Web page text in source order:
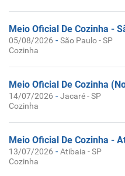
Meio Oficial De Cozinha -
05/08/2026 -São Paulo - SP
Cozinha
Meio Oficial De Cozinha
14/07/2026 -Jacaré - SP
Cozinha
Meio Oficial De Cozinha -
13/07/2026 -Atibaia - SP
Cozinha